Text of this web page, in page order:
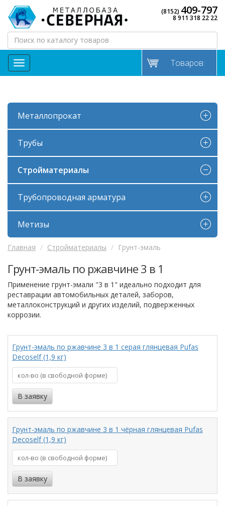
(8152) 409-797
8 911 318 22 22
МЕНЮ Товаров:
Металлопрокат
Трубы
Стройматериалы
Трубопроводная арматура
Метизы
Главная Стройматериалы Грунт-эмаль
Грунт-эмаль по ржавчине 3 в 1
Применение грунт-эмали "3 в 1" идеально подходит для
реставрации автомобильных деталей, заборов,
металлоконструкций и других изделий, подверженных
коррозии.
Грунт-эмаль по ржавчине 3 в 1 серая глянцевая Pufas
Decoself (1,9 кг)
Грунт-эмаль по ржавчине 3 в 1 чёрная глянцевая Pufas
Decoself (1,9 кг)